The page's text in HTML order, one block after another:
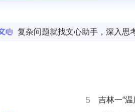
复杂问题就找文心助手，深入思
5 吉林一“